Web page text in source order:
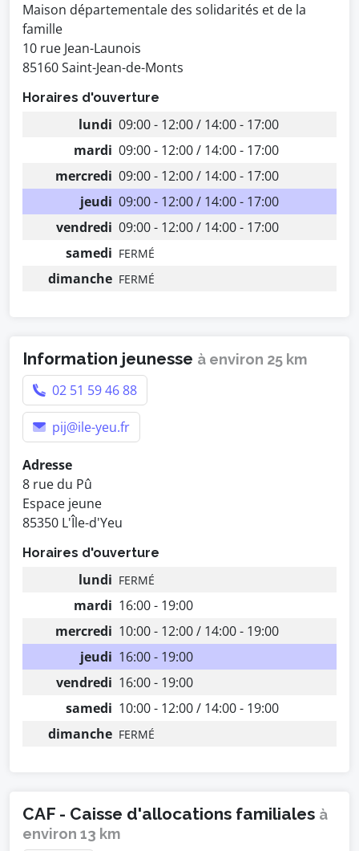
Maison départementale des solidarités et de la
famille
10 rue Jean-Launois
85160 Saint-Jean-de-Monts
Horaires d'ouverture
lundi 09:00 - 12:00 / 14:00 - 17:00
mardi 09:00 - 12:00 / 14:00 - 17:00
mercredi 09:00 - 12:00 / 14:00 - 17:00
jeudi 09:00 - 12:00 / 14:00 - 17:00
vendredi 09:00 - 12:00 / 14:00 - 17:00
samedi FERMÉ
dimanche FERMÉ
Information jeunesse à environ 25 km
02 51 59 46 88
pij@ile-yeu.fr
Adresse
8 rue du Pû
Espace jeune
85350 L'Île-d'Yeu
Horaires d'ouverture
lundi FERMÉ
mardi 16:00 - 19:00
mercredi 10:00 - 12:00 / 14:00 - 19:00
jeudi 16:00 - 19:00
vendredi 16:00 - 19:00
samedi 10:00 - 12:00 / 14:00 - 19:00
dimanche FERMÉ
CAF - Caisse d'allocations familiales à
environ 13 km